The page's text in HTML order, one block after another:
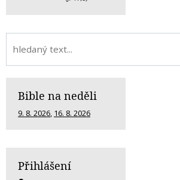
Bible na neděli
9. 8. 2026, 16. 8. 2026
Přihlášení